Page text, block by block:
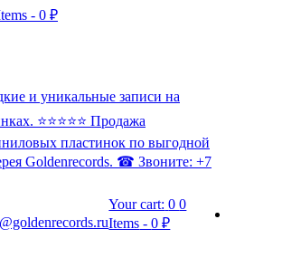
- 0 ₽
и уникальные записи на
⭐️⭐️⭐️⭐️⭐️ Продажа
пластинок по выгодной
Goldenrecords. ☎ Звоните: +7
Your cart: 00
Items -0 ₽